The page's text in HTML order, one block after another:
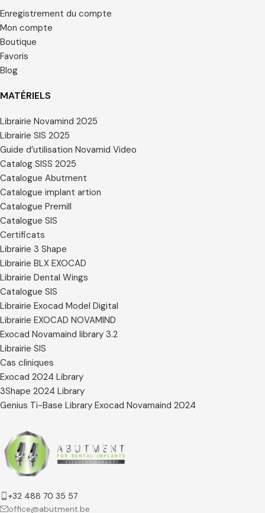
Enregistrement du compte
Mon compte
Boutique
Favoris
Blog
MATÉRIELS
Librairie Novamind 2025
Librairie SIS 2025
Guide d’utilisation Novamid Video
Catalog SISS 2025
Catalogue Abutment
Catalogue implant artion
Catalogue Premill
Catalogue SIS
Certificats
Librairie 3 Shape
Librairie BLX EXOCAD
Librairie Dental Wings
Catalogue SIS
Librairie Exocad Model Digital
Librairie EXOCAD NOVAMIND
Exocad Novamaind library 3.2
Librairie SIS
Cas cliniques
Exocad 2024 Library
3Shape 2024 Library
Genius Ti-Base Library Exocad Novamaind 2024
+32 488 70 35 57
office@abutment.be